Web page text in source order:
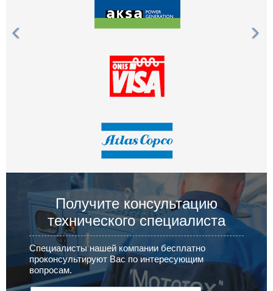
Получите консультацию
технического специалиста
Специалисты нашей компании бесплатно
проконсультируют Вас по интересующим
вопросам.